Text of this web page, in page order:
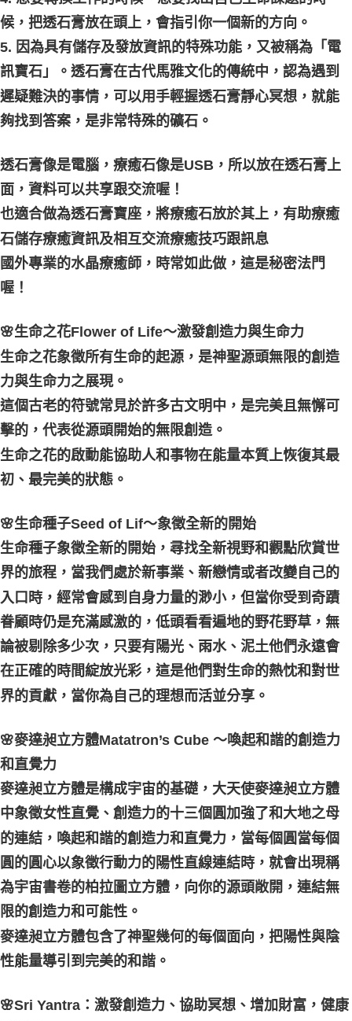
候，把透石膏放在頭上，會指引你一個新的方向。
5. 因為具有儲存及發放資訊的特殊功能，又被稱為「電
訊寶石」。透石膏在古代馬雅文化的傳統中，認為遇到
遲疑難決的事情，可以用手輕握透石膏靜心冥想，就能
夠找到答案，是非常特殊的礦石。
透石膏像是電腦，療癒石像是USB，所以放在透石膏上
面，資料可以共享跟交流喔！
也適合做為透石膏寶座，將療癒石放於其上，有助療癒
石儲存療癒資訊及相互交流療癒技巧跟訊息
國外專業的水晶療癒師，時常如此做，這是秘密法門
喔！
🌸生命之花Flower of Life～激發創造力與生命力
生命之花象徵所有生命的起源，是神聖源頭無限的創造
力與生命力之展現。
這個古老的符號常見於許多古文明中，是完美且無懈可
擊的，代表從源頭開始的無限創造。
生命之花的啟動能協助人和事物在能量本質上恢復其最
初、最完美的狀態。
🌸生命種子Seed of Lif～象徵全新的開始
生命種子象徵全新的開始，尋找全新視野和觀點欣賞世
界的旅程，當我們處於新事業、新戀情或者改變自己的
入口時，經常會感到自身力量的渺小，但當你受到奇蹟
眷顧時仍是充滿感激的，低頭看看遍地的野花野草，無
論被剔除多少次，只要有陽光、雨水、泥土他們永遠會
在正確的時間綻放光彩，這是他們對生命的熱忱和對世
界的貢獻，當你為自己的理想而活並分享。
🌸麥達昶立方體Matatron’s Cube ～喚起和諧的創造力
和直覺力
麥達昶立方體是構成宇宙的基礎，大天使麥達昶立方體
中象徵女性直覺、創造力的十三個圓加強了和大地之母
的連結，喚起和諧的創造力和直覺力，當每個圓當每個
圓的圓心以象徵行動力的陽性直線連結時，就會出現稱
為宇宙書卷的柏拉圖立方體，向你的源頭敞開，連結無
限的創造力和可能性。
麥達昶立方體包含了神聖幾何的每個面向，把陽性與陰
性能量導引到完美的和諧。
🌸Sri Yantra：激發創造力、協助冥想、增加財富，健康